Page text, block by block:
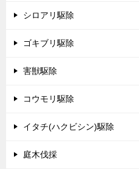
シロアリ駆除
ゴキブリ駆除
害獣駆除
コウモリ駆除
イタチ(ハクビシン)駆除
庭木伐採